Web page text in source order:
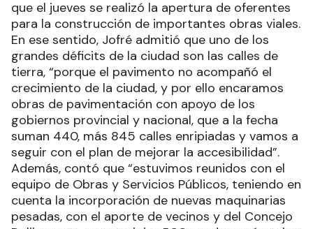
que el jueves se realizó la apertura de oferentes
para la construcción de importantes obras viales.
En ese sentido, Jofré admitió que uno de los
grandes déficits de la ciudad son las calles de
tierra, “porque el pavimento no acompañó el
crecimiento de la ciudad, y por ello encaramos
obras de pavimentación con apoyo de los
gobiernos provincial y nacional, que a la fecha
suman 440, más 845 calles enripiadas y vamos a
seguir con el plan de mejorar la accesibilidad”.
Además, contó que “estuvimos reunidos con el
equipo de Obras y Servicios Públicos, teniendo en
cuenta la incorporación de nuevas maquinarias
pesadas, con el aporte de vecinos y del Concejo